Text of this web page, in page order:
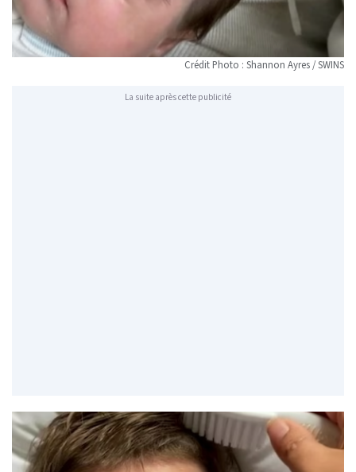
Crédit Photo : Shannon Ayres / SWINS
La suite après cette publicité